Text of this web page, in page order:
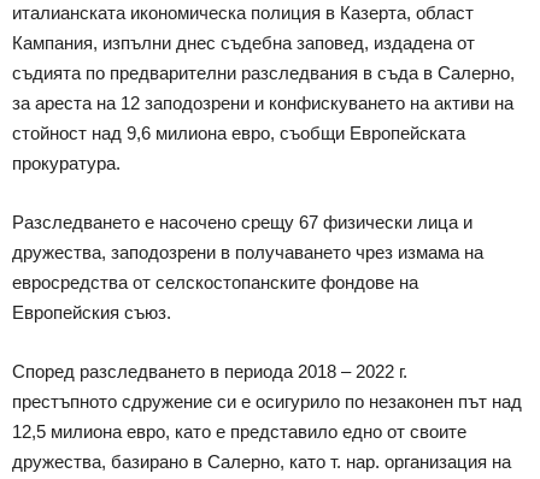
италианската икономическа полиция в Казерта, област
Кампания, изпълни днес съдебна заповед, издадена от
съдията по предварителни разследвания в съда в Салерно,
за ареста на 12 заподозрени и конфискуването на активи на
стойност над 9,6 милиона евро, съобщи Европейската
прокуратура.
Разследването е насочено срещу 67 физически лица и
дружества, заподозрени в получаването чрез измама на
евросредства от селскостопанските фондове на
Европейския съюз.
Според разследването в периода 2018 – 2022 г.
престъпното сдружение си е осигурило по незаконен път над
12,5 милиона евро, като е представило едно от своите
дружества, базирано в Салерно, като т. нар. организация на